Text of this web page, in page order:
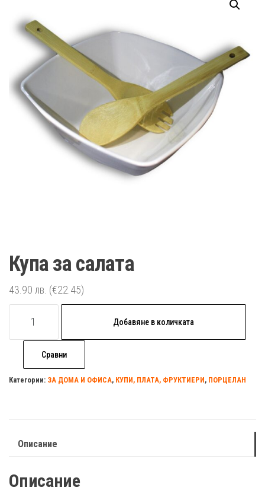
Купа за салата
43.90 лв. (€22.45)
Купа
салата
Добавяне в количката
Сравни
Категории: ЗА ДОМА И ОФИСА, КУПИ, ПЛАТА, ФРУКТИЕРИ, ПОРЦЕЛАН
Описание
Описание